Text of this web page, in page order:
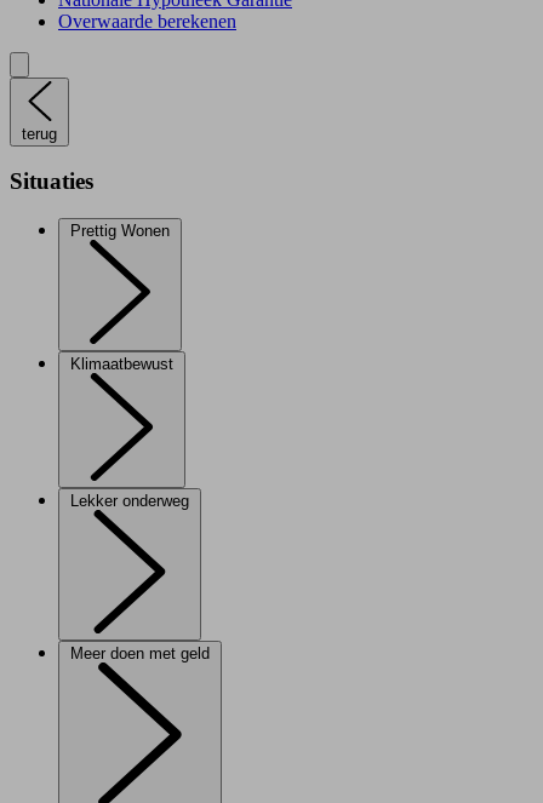
Overwaarde berekenen
terug
Situaties
Prettig Wonen
Klimaatbewust
Lekker onderweg
Meer doen met geld